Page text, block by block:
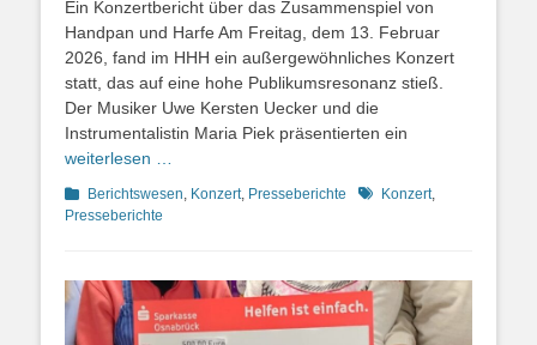
Ein Konzertbericht über das Zusammenspiel von
Handpan und Harfe Am Freitag, dem 13. Februar
2026, fand im HHH ein außergewöhnliches Konzert
statt, das auf eine hohe Publikumsresonanz stieß.
Der Musiker Uwe Kersten Uecker und die
Instrumentalistin Maria Piek präsentierten ein
weiterlesen …
Kategorien
Berichtswesen Konzert, Presseberichte Schlagworte
Konzert,
Presseberichte